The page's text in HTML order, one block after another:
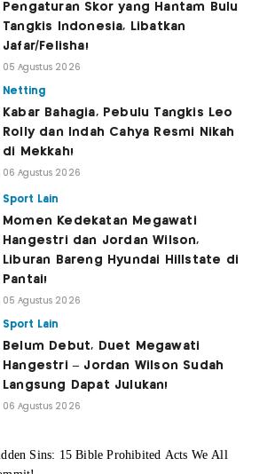
Pengaturan Skor yang Hantam Bulu
Tangkis Indonesia, Libatkan
Jafar/Felisha!
05 Agustus 2026
Netting
Kabar Bahagia, Pebulu Tangkis Leo
Rolly dan Indah Cahya Resmi Nikah
di Mekkah!
06 Agustus 2026
Sport Lain
Momen Kedekatan Megawati
Hangestri dan Jordan Wilson,
Liburan Bareng Hyundai Hillstate di
Pantai!
05 Agustus 2026
Sport Lain
Belum Debut, Duet Megawati
Hangestri – Jordan Wilson Sudah
Langsung Dapat Julukan!
06 Agustus 2026